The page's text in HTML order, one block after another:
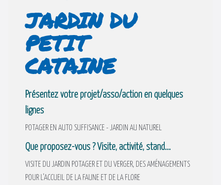
JARDIN DU
PETIT
CATAINE
Présentez votre projet/asso/action en quelques
lignes
POTAGER EN AUTO SUFFISANCE - JARDIN AU NATUREL
Que proposez-vous ? Visite, activité, stand...
VISITE DU JARDIN POTAGER ET DU VERGER, DES AMÉNAGEMENTS
POUR L’ACCUEIL DE LA FAUNE ET DE LA FLORE